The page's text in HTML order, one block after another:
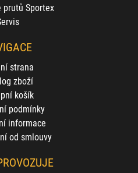
prutů Sportex
strana
zboží
košík
podmínky
informace
od smlouvy